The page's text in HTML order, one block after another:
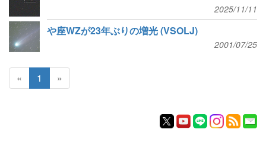
2025/11/11
や座WZが23年ぶりの増光 (VSOLJ)
2001/07/25
« 1 »